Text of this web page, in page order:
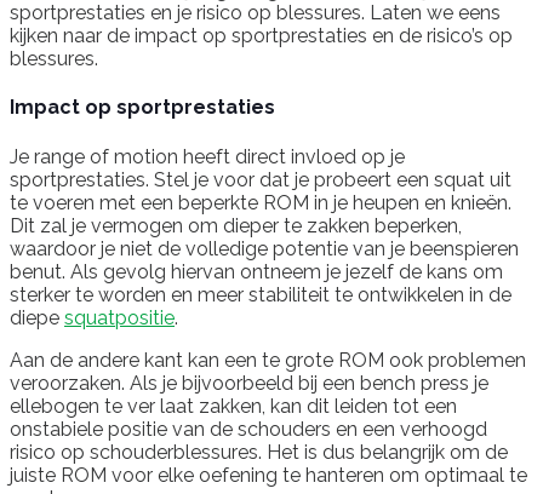
sportprestaties en je risico op blessures. Laten we eens
kijken naar de impact op sportprestaties en de risico’s op
blessures.
Impact op sportprestaties
Je range of motion heeft direct invloed op je
sportprestaties. Stel je voor dat je probeert een squat uit
te voeren met een beperkte ROM in je heupen en knieën.
Dit zal je vermogen om dieper te zakken beperken,
waardoor je niet de volledige potentie van je beenspieren
benut. Als gevolg hiervan ontneem je jezelf de kans om
sterker te worden en meer stabiliteit te ontwikkelen in de
diepe squatpositie.
Aan de andere kant kan een te grote ROM ook problemen
veroorzaken. Als je bijvoorbeeld bij een bench press je
ellebogen te ver laat zakken, kan dit leiden tot een
onstabiele positie van de schouders en een verhoogd
risico op schouderblessures. Het is dus belangrijk om de
juiste ROM voor elke oefening te hanteren om optimaal te